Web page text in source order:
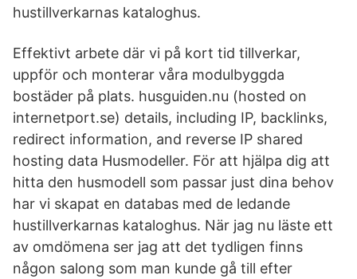
hustillverkarnas kataloghus.
Effektivt arbete där vi på kort tid tillverkar,
uppför och monterar våra modulbyggda
bostäder på plats. husguiden.nu (hosted on
internetport.se) details, including IP, backlinks,
redirect information, and reverse IP shared
hosting data Husmodeller. För att hjälpa dig att
hitta den husmodell som passar just dina behov
har vi skapat en databas med de ledande
hustillverkarnas kataloghus. När jag nu läste ett
av omdömena ser jag att det tydligen finns
någon salong som man kunde gå till efter